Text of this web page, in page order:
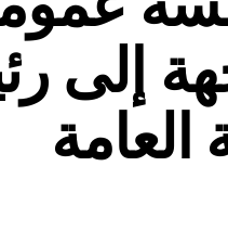
إلى